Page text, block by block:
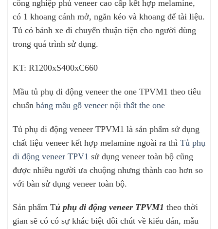
công nghiệp phủ veneer cao cấp kết hợp melamine,
có 1 khoang cánh mở, ngăn kéo và khoang để tài liệu.
Tủ có bánh xe di chuyển thuận tiện cho người dùng
trong quá trình sử dụng.
KT: R1200xS400xC660
Mầu tủ phụ di động veneer the one TPVM1 theo tiêu
chuẩn bảng mầu gỗ veneer nội thất the one
Tủ phụ di động veneer TPVM1 là sản phẩm sử dụng
chất liệu veneer kết hợp melamine ngoài ra thì Tủ phụ
di động veneer TPV1 sử dụng veneer toàn bộ cũng
được nhiều người ưa chuộng nhưng thành cao hơn so
với bàn sử dụng veneer toàn bộ.
Sản phẩm Tủ phụ di động veneer TPVM1 theo thời
gian sẽ có có sự khác biệt đôi chút về kiểu dán, mẫu